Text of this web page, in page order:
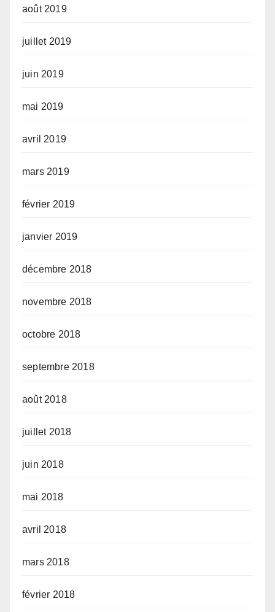
août 2019
juillet 2019
juin 2019
mai 2019
avril 2019
mars 2019
février 2019
janvier 2019
décembre 2018
novembre 2018
octobre 2018
septembre 2018
août 2018
juillet 2018
juin 2018
mai 2018
avril 2018
mars 2018
février 2018